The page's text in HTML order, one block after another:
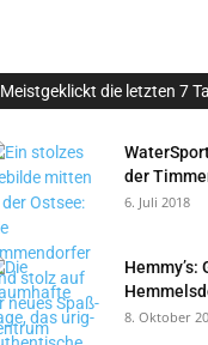
Meistgeklickt die letzten 7
der
6. Juli 2018
Hemmy’s:
8. Oktober